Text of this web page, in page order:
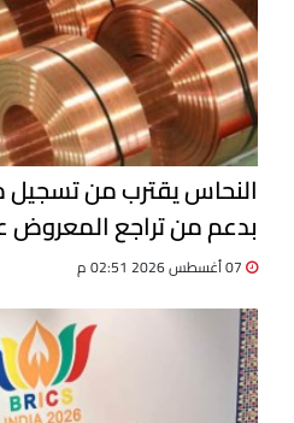
النحاس يقترب من
بدعم من تراجع المعروض